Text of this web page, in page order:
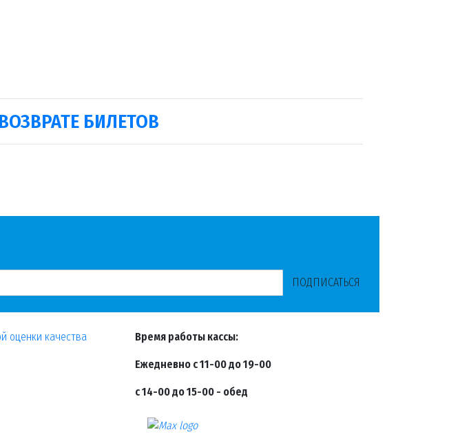
БИЛЕТОВ
ПОДПИСАТЬСЯ
Время работы кассы:
Ежедневно с 11-00 до 19-00
с 14-00 до 15-00 - обед